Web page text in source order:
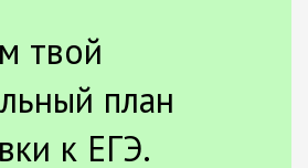
твой
план
к ЕГЭ.